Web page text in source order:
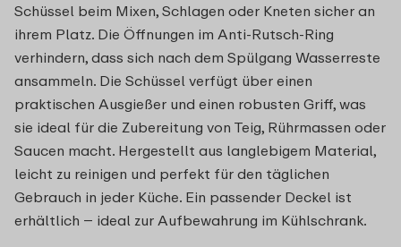
Schüssel beim Mixen, Schlagen oder Kneten sicher an
ihrem Platz. Die Öffnungen im Anti-Rutsch-Ring
verhindern, dass sich nach dem Spülgang Wasserreste
ansammeln. Die Schüssel verfügt über einen
praktischen Ausgießer und einen robusten Griff, was
sie ideal für die Zubereitung von Teig, Rührmassen oder
Saucen macht. Hergestellt aus langlebigem Material,
leicht zu reinigen und perfekt für den täglichen
Gebrauch in jeder Küche. Ein passender Deckel ist
erhältlich – ideal zur Aufbewahrung im Kühlschrank.